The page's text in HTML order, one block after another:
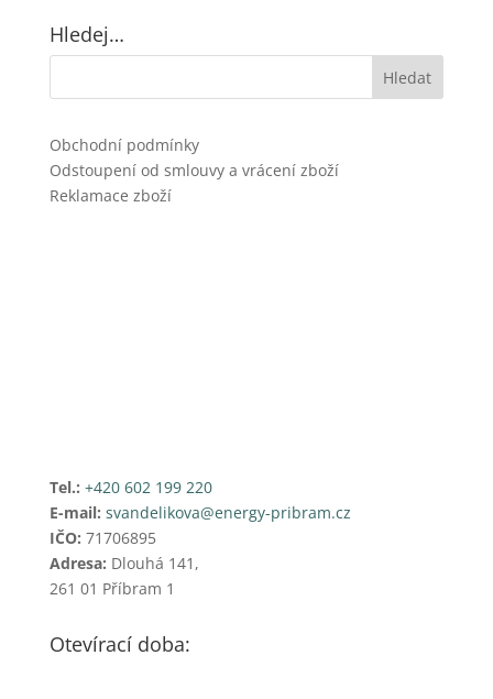
Hledej…
Obchodní podmínky
Odstoupení od smlouvy a vrácení zboží
Reklamace zboží
Tel.: +420 602 199 220
E-mail: svandelikova@energy-pribram.cz
IČO: 71706895
Adresa: Dlouhá 141,
261 01 Příbram 1
Otevírací doba: